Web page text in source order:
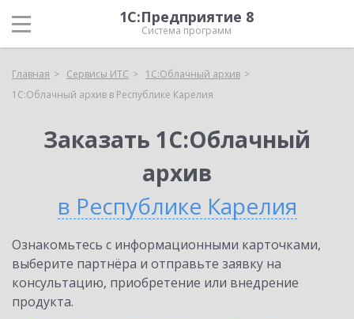
1С:Предприятие 8
Система программ
Главная Сервисы ИТС
1С:Облачный архив
1С:Облачный архив в Республике Карелия
Заказать 1С:Облачный
архив
в Республике Карелия
Ознакомьтесь с информационными карточками,
выберите партнёра и отправьте заявку на
консультацию, приобретение или внедрение
продукта.